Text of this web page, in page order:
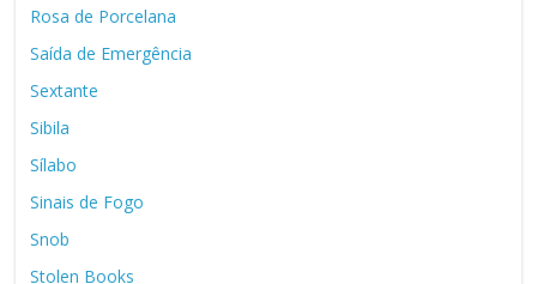
Rosa de Porcelana
Saída de Emergência
Sextante
Sibila
Sílabo
Sinais de Fogo
Snob
Stolen Books